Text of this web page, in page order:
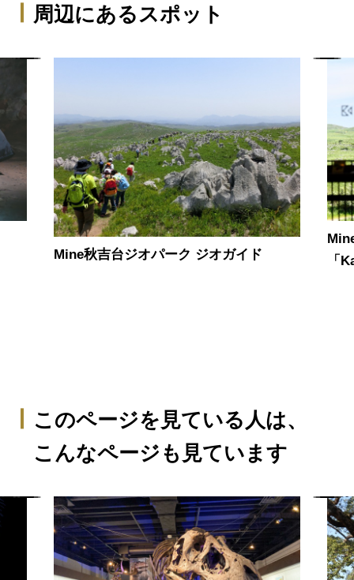
周辺にあるスポット
Mine秋吉台ジオパーク ジオガイド
「
このページを見ている人は、
こんなページも見ています